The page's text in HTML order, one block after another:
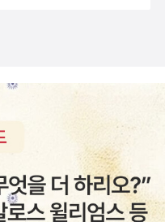
킬 박사의 내면의 악, 악으
대했던 인물 등에 대하여 복
진출처: 공연 정보 중에
, 그리고 지킬이 언젠가 술
다.이 소설은 한 사람에게서
지 않으면서도 흥미로운 이